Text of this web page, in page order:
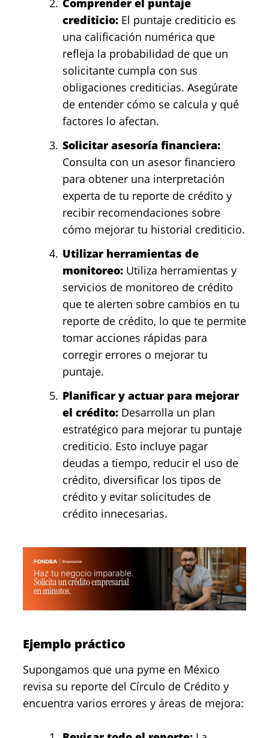
Comprender el puntaje
crediticio: El puntaje crediticio es
una calificación numérica que
refleja la probabilidad de que un
solicitante cumpla con sus
obligaciones crediticias. Asegúrate
de entender cómo se calcula y qué
factores lo afectan.
Solicitar asesoría financiera:
Consulta con un asesor financiero
para obtener una interpretación
experta de tu reporte de crédito y
recibir recomendaciones sobre
cómo mejorar tu historial crediticio.
Utilizar herramientas de
monitoreo: Utiliza herramientas y
servicios de monitoreo de crédito
que te alerten sobre cambios en tu
reporte de crédito, lo que te permite
tomar acciones rápidas para
corregir errores o mejorar tu
puntaje.
Planificar y actuar para mejorar
el crédito: Desarrolla un plan
estratégico para mejorar tu puntaje
crediticio. Esto incluye pagar
deudas a tiempo, reducir el uso de
crédito, diversificar los tipos de
crédito y evitar solicitudes de
crédito innecesarias.
Ejemplo práctico
Supongamos que una pyme en México
revisa su reporte del Círculo de Crédito y
encuentra varios errores y áreas de mejora: